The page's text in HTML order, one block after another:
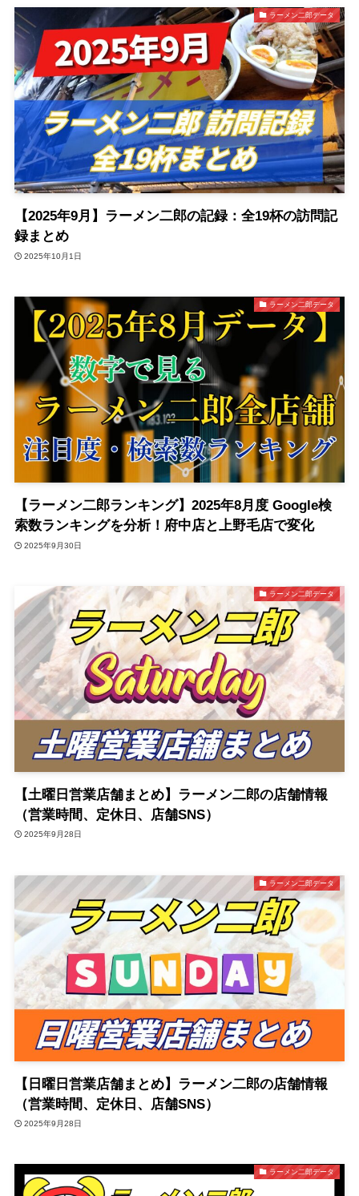
ラーメン二郎データ
【2025年9月】ラーメン二郎の記録：全19杯の訪問記
録まとめ
2025年10月1日
ラーメン二郎データ
【ラーメン二郎ランキング】2025年8月度 Google検
索数ランキングを分析！府中店と上野毛店で変化
2025年9月30日
ラーメン二郎データ
【土曜日営業店舗まとめ】ラーメン二郎の店舗情報
（営業時間、定休日、店舗SNS）
2025年9月28日
ラーメン二郎データ
【日曜日営業店舗まとめ】ラーメン二郎の店舗情報
（営業時間、定休日、店舗SNS）
2025年9月28日
ラーメン二郎データ